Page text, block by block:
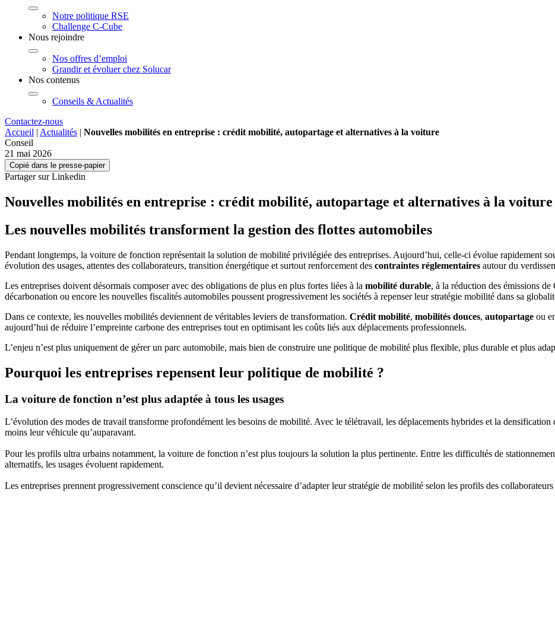
Notre politique RSE
Challenge C-Cube
Nous rejoindre
Nos offres d’emploi
Grandir et évoluer chez Solucar
Nos contenus
Conseils & Actualités
Contactez-nous
Accueil | Actualités | Nouvelles mobilités en entreprise : crédit mobilité, autopartage et alternatives à la voiture
Conseil
21 mai 2026
Copié dans le presse-papier
Partager sur Linkedin
Nouvelles mobilités en entreprise : crédit mobilité, autopartage et alternatives à la voiture
Les nouvelles mobilités transforment la gestion des flottes automobiles
Pendant longtemps, la voiture de fonction représentait la solution de mobilité privilégiée des entreprises. Aujourd’hui, celle-ci évolue rapidement
évolution des usages, attentes des collaborateurs, transition énergétique et surtout renforcement des contraintes réglementaires autour du
Les entreprises doivent désormais composer avec des obligations de plus en plus fortes liées à la mobilité durable, à la réduction des émissions
décarbonation ou encore les nouvelles fiscalités automobiles poussent progressivement les sociétés à repenser leur stratégie mobilité dans sa
Dans ce contexte, les nouvelles mobilités deviennent de véritables leviers de transformation. Crédit mobilité, mobilités douces, autopartage ou
aujourd’hui de réduire l’empreinte carbone des entreprises tout en optimisant les coûts liés aux déplacements professionnels.
L’enjeu n’est plus uniquement de gérer un parc automobile, mais bien de construire une politique de mobilité plus flexible, plus durable et plus
Pourquoi les entreprises repensent leur politique de mobilité ?
La voiture de fonction n’est plus adaptée à tous les usages
L’évolution des modes de travail transforme profondément les besoins de mobilité. Avec le télétravail, les déplacements hybrides et la
moins leur véhicule qu’auparavant.
Pour les profils ultra urbains notamment, la voiture de fonction n’est plus toujours la solution la plus pertinente. Entre les difficultés de
alternatifs, les usages évoluent rapidement.
Les entreprises prennent progressivement conscience qu’il devient nécessaire d’adapter leur stratégie de mobilité selon les profils des